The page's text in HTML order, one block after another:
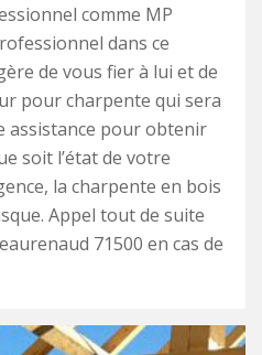
comme MP
dans ce
de vous fier à lui et de
pour charpente qui sera
assistance pour obtenir
soit l’état de votre
la charpente en bois
Appel tout de suite
71500 en cas de